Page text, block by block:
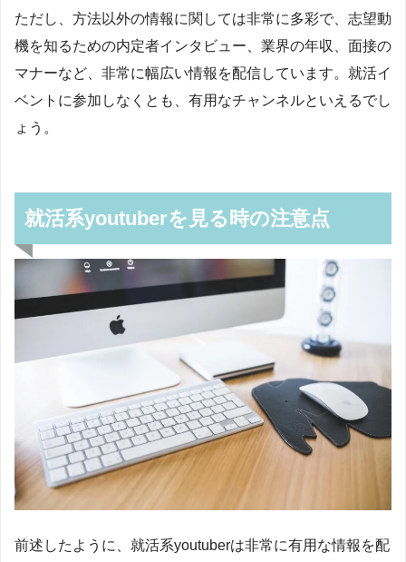
ただし、方法以外の情報に関しては非常に多彩で、志望動
機を知るための内定者インタビュー、業界の年収、面接の
マナーなど、非常に幅広い情報を配信しています。就活イ
ベントに参加しなくとも、有用なチャンネルといえるでし
ょう。
就活系youtuberを見る時の注意点
前述したように、就活系youtuberは非常に有用な情報を配